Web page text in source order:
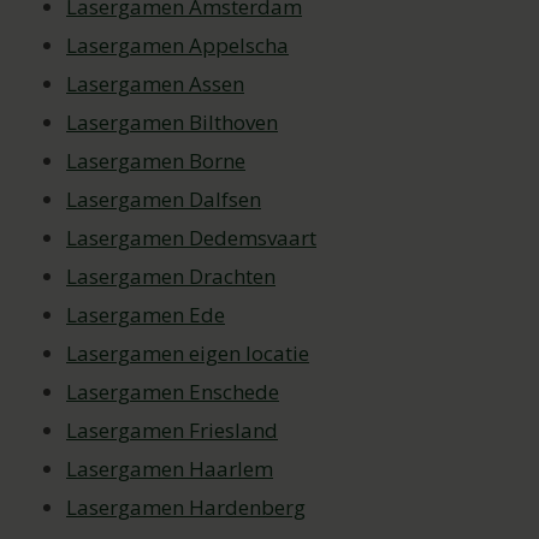
Lasergamen Amsterdam
Lasergamen Appelscha
Lasergamen Assen
Lasergamen Bilthoven
Lasergamen Borne
Lasergamen Dalfsen
Lasergamen Dedemsvaart
Lasergamen Drachten
Lasergamen Ede
Lasergamen eigen locatie
Lasergamen Enschede
Lasergamen Friesland
Lasergamen Haarlem
Lasergamen Hardenberg